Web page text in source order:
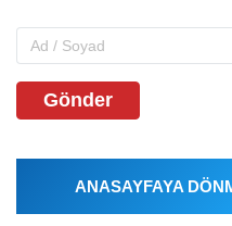
Gönder
ANASAYFAYA